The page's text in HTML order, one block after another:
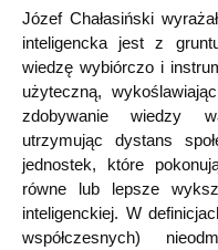
Józef Chałasiński
inteligencka jest z
wiedzę wybiórczo i
użyteczną,
zdobywanie wiedzy
utrzymując dystans
jednostek, które
równe lub lepsze
inteligenckiej. W
współczesnych)